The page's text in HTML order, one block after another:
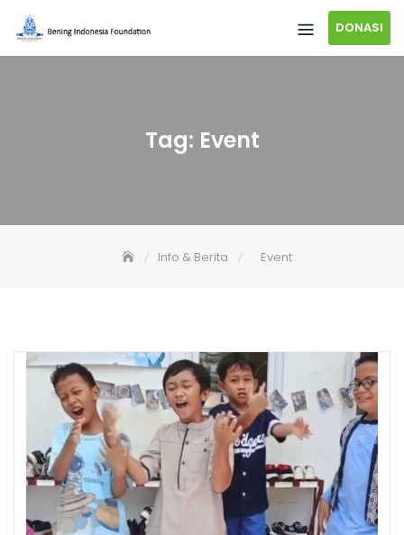
DONASI
Tag: Event
Info & Berita Event